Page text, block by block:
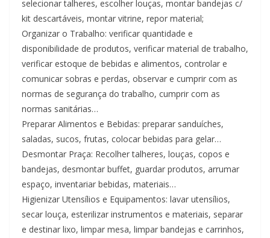
selecionar talheres, escolher louças, montar bandejas c/
kit descartáveis, montar vitrine, repor material;
Organizar o Trabalho: verificar quantidade e
disponibilidade de produtos, verificar material de trabalho,
verificar estoque de bebidas e alimentos, controlar e
comunicar sobras e perdas, observar e cumprir com as
normas de segurança do trabalho, cumprir com as
normas sanitárias…
Preparar Alimentos e Bebidas: preparar sanduíches,
saladas, sucos, frutas, colocar bebidas para gelar…
Desmontar Praça: Recolher talheres, louças, copos e
bandejas, desmontar buffet, guardar produtos, arrumar
espaço, inventariar bebidas, materiais…
Higienizar Utensílios e Equipamentos: lavar utensílios,
secar louça, esterilizar instrumentos e materiais, separar
e destinar lixo, limpar mesa, limpar bandejas e carrinhos,